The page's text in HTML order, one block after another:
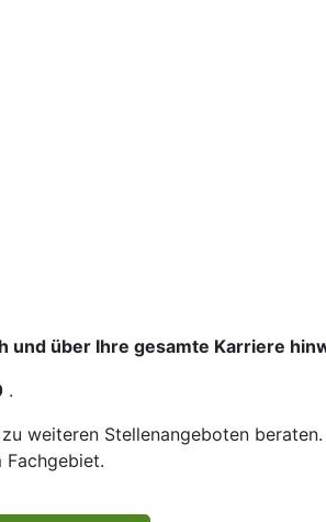
und über Ihre gesamte Karriere
.
weiteren Stellenangeboten
Fachgebiet.